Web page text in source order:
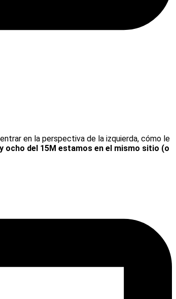
en la perspectiva de la izquierda, cómo le
ocho del 15M estamos en el mismo sitio (o